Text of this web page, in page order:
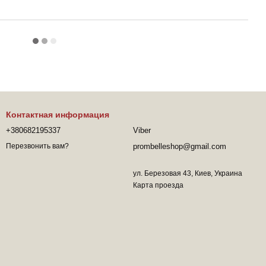
Контактная информация
+380682195337
Перезвонить вам?
Viber
prombelleshop@gmail.com
ул. Березовая 43, Киев, Украина
Карта проезда